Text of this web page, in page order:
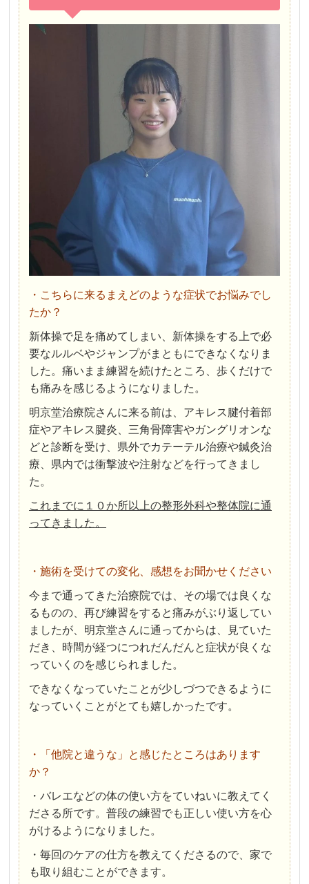
・こちらに来るまえどのような症状でお悩みでし
たか？
新体操で足を痛めてしまい、新体操をする上で必
要なルルベやジャンプがまともにできなくなりま
した。痛いまま練習を続けたところ、歩くだけで
も痛みを感じるようになりました。
明京堂治療院さんに来る前は、アキレス腱付着部
症やアキレス腱炎、三角骨障害やガングリオンな
どと診断を受け、県外でカテーテル治療や鍼灸治
療、県内では衝撃波や注射などを行ってきまし
た。
これまでに１０か所以上の整形外科や整体院に通
ってきました。
・施術を受けての変化、感想をお聞かせください
今まで通ってきた治療院では、その場では良くな
るものの、再び練習をすると痛みがぶり返してい
ましたが、明京堂さんに通ってからは、見ていた
だき、時間が経つにつれだんだんと症状が良くな
っていくのを感じられました。
できなくなっていたことが少しづつできるように
なっていくことがとても嬉しかったです。
・「他院と違うな」と感じたところはあります
か？
・バレエなどの体の使い方をていねいに教えてく
ださる所です。普段の練習でも正しい使い方を心
がけるようになりました。
・毎回のケアの仕方を教えてくださるので、家で
も取り組むことができます。